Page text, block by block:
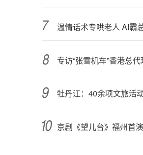
温情话术专哄老人 AI霸
牡丹江：40余项文旅活